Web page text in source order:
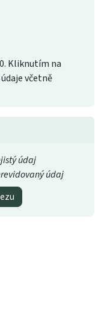
Kliknutím na
včetně
údaj
údaj